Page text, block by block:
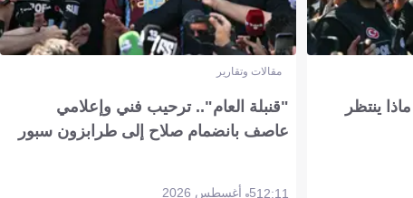
ينتظر
مقالات وتقارير
"قنبلة العام".. ترحيب فني وإعلامي
عاصف بانضمام صلاح إلى طرابزون سبور
12:115 أغسطس 2026